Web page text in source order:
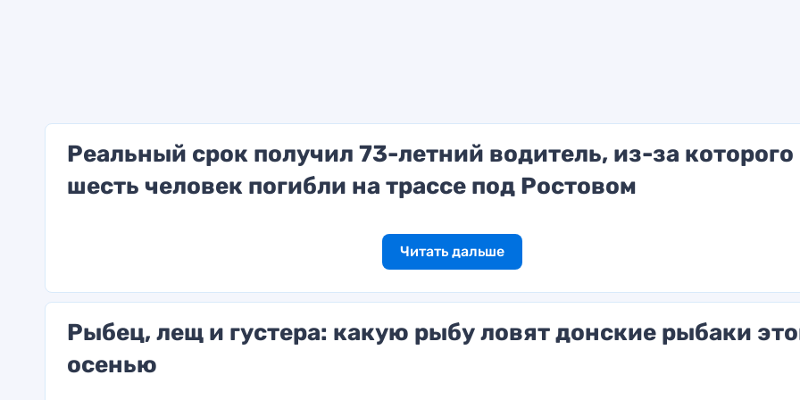
Реальный срок получил 73-летний водитель, из-за которого
шесть человек погибли на трассе под Ростовом
Читать дальше
Рыбец, лещ и густера: какую рыбу ловят донские рыбаки
осенью